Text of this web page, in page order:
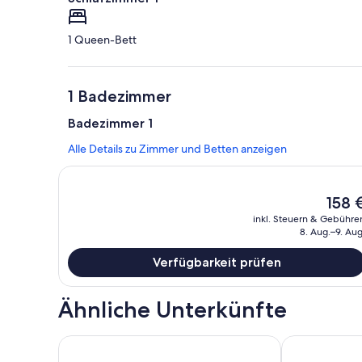
1 Queen-Bett
1 Badezimmer
Badezimmer 1
Alle Details zu Zimmer und Betten anzeigen
Der
Preis
158
inkl. Steuern &
8. Aug.–9.
Verfügbarkeit prüfen
Ähnliche Unterkünfte
Unbeatable Location: Your Dream Villa Next to
Newly